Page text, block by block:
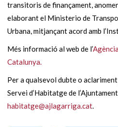
transitoris de finançament,
elaborant el Ministerio de
Urbana, mitjançant acord amb
Més informació al web de l’
Catalunya.
Per a qualsevol dubte o
Servei d’Habitatge de
habitatge@ajlagarriga.cat.